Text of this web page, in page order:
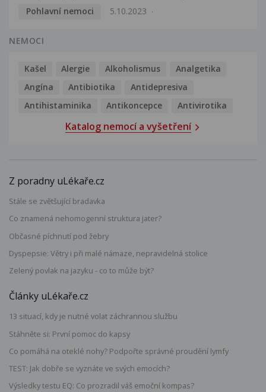
Pohlavní nemoci
5.10.2023
NEMOCI
Kašel Alergie Alkoholismus
Analgetika
Angína
Antibiotika
Antidepresiva
Antihistaminika
Antikoncepce Antivirotika
Katalog nemocí a vyšetření
Z poradny uLékaře.cz
Stále se zvětšující bradavka
Co znamená nehomogenní struktura jater?
Občasné píchnutí pod žebry
Dyspepsie: Větry i při malé námaze, nepravidelná stolice
Zelený povlak na jazyku - co to může být?
Články uLékaře.cz
13 situací, kdy je nutné volat záchrannou službu
Stáhněte si: První pomoc do kapsy
Co pomáhá na oteklé nohy? Podpořte správné proudění lymfy
TEST: Jak dobře se vyznáte ve svých emocích?
Výsledky testu EQ: Co prozradil váš emoční kompas?